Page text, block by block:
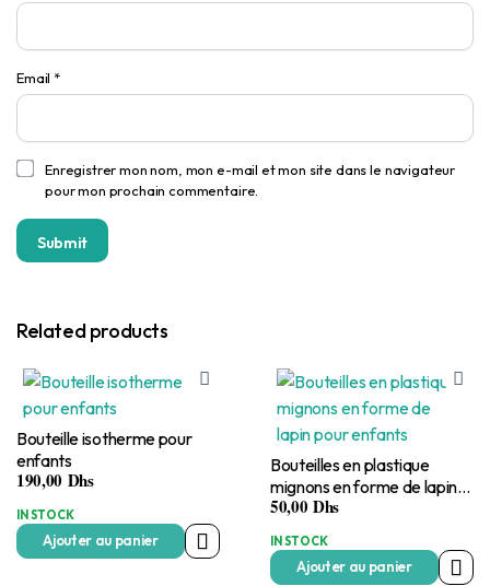
Email *
Enregistrer mon nom, mon e-mail et mon site dans le navigateur
pour mon prochain commentaire.
Related products
Bouteille isotherme pour
enfants
190,00 Dhs
IN STOCK
Ajouter au panier
Bouteilles en plastique
mignons en forme de lapin
pour enfants
50,00Dhs
IN STOCK
Ajouter au panier